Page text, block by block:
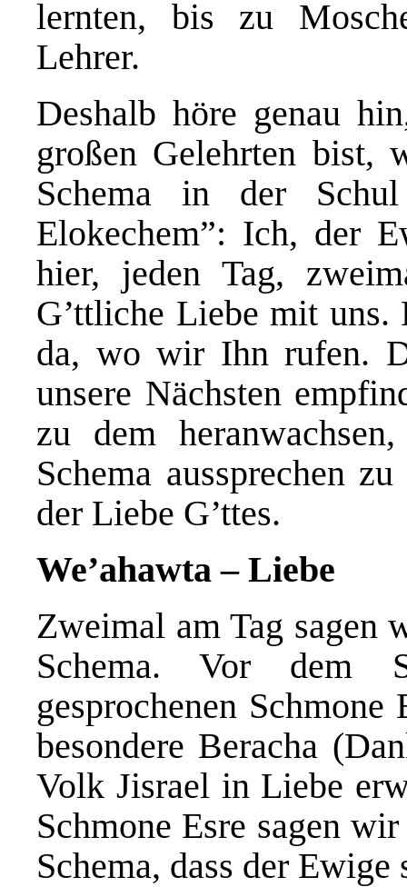
lernten, bis zu
Lehrer.
Deshalb höre genau
großen Gelehrten bist,
Schema in der
Elokechem”: Ich, der
hier, jeden Tag,
G’ttliche Liebe mit
da, wo wir Ihn rufen.
unsere Nächsten
zu dem
Schema aussprechen
der Liebe G’ttes.
We’ahawta – Liebe
Zweimal am Tag sagen
Schema. Vor dem
gesprochenen
besondere Beracha
Volk Jisrael in Liebe
Schmone Esre sagen
Schema, dass der